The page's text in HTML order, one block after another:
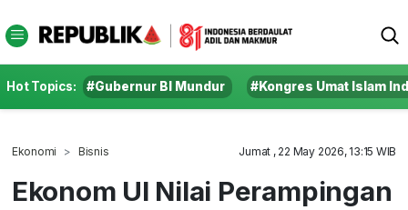
Hot Topics: #Gubernur BI Mundur #Kongres Umat Islam
Ekonomi Bisnis Jumat , 22 May 2026, 13:15 WIB
Ekonom UI Nilai Perampingan